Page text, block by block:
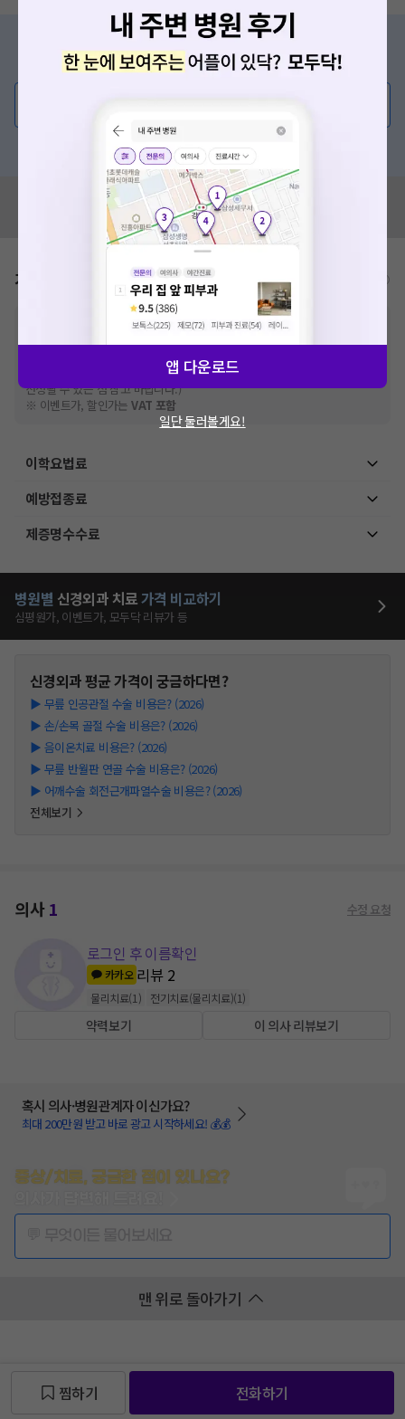
증상/치료, 궁금한 점이 있나요?
의사가 직접 답해드려요!
혹은, 의료상담 서비스에 다양한 게시글 보러가기
혹시 잘못된 병원정보가 있나요?
모두닥 팀에 알려주세요!
가격표 비급여/급여 진료란?
추가비용 등으로 실제 가격과 상이할 수 있으니, 정확
건강보험심사평가원
격입니다. (진료와 연관된 복합적인 비용이 추가되어, 병원마다 금액이 다르게
산정될 수 있는 점 참고 바랍니다.)
※ 이벤트가, 할인가는VAT 포함
이학요법료
예방접종료
제증명수수료
병원별 신경외과 치료가격 비교하기
심평원가, 이벤트가, 모두닥 리뷰가 등
신경외과평균 가격이 궁금하다면?
▶ 무릎 인공관절 수술 비용은? (2026)
▶ 손/손목 골절 수술 비용은? (2026)
▶ 음이온치료 비용은? (2026)
▶ 무릎 반월판 연골 수술 비용은? (2026)
▶ 어깨수술 회전근개파열수술 비용은? (2026)
전체보기
의사1 수정 요청
로그인 후 이름확인
카카오 리뷰 2
물리치료(1 ) 전기치료(물리치료)(1)
약력보기 이 의사 리뷰보기
혹시 의사·병원관계자 이신가요?
최대 200만원 받고 바로 광고 시작하세요! 💰💰
증상/치료, 궁금한 점이 있나요?
맨 위로 돌아가기
찜하기 전화하기
앱 다운로드
일단 둘러볼게요!